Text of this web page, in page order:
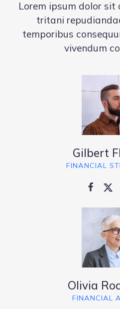
Lorem ipsum dolor sit
tritani
temporibus
vivendum
Gilbert
FINANCIAL
Olivia
FINANCIAL